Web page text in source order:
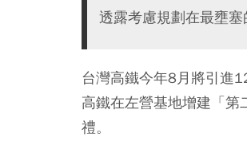
透露考慮規劃在最壅
台灣高鐵今年8月將引進
高鐵在左營基地增建「
禮。